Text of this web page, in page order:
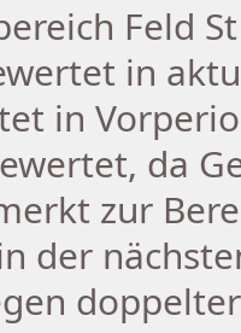
Feld
in
in
da
zur
der